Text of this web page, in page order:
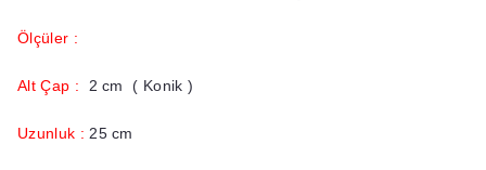
Ölçüler :
​Alt Çap : 2 cm ( Konik )
Uzunluk : 25 cm